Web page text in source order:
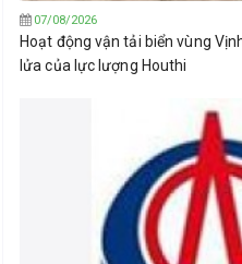
07/08/2026
Hoạt động vận tải biển vùng
lửa của lực lượng Houthi